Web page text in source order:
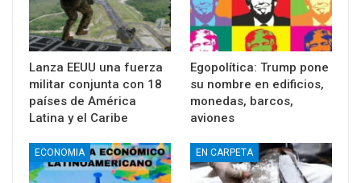
Lanza EEUU una fuerza
militar conjunta con 18
países de América
Latina y el Caribe
Egopolítica: Trump pone
su nombre en edificios,
monedas, barcos,
aviones
ECONOMIA EN CARPETA